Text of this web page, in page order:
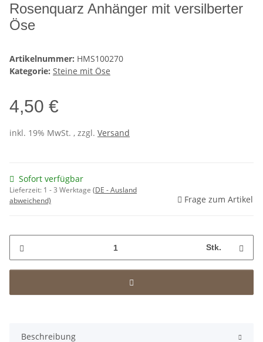
Rosenquarz Anhänger mit versilberter
Öse
Artikelnummer: HMS100270
Kategorie: Steine mit Öse
4,50 €
inkl. 19% MwSt. , zzgl. Versand
Sofort verfügbar
Lieferzeit: 1 - 3 Werktage (DE - Ausland
abweichend)
Frage zum Artikel
Stk.
Beschreibung